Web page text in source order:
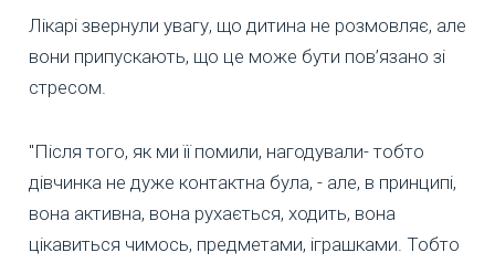
Лікарі звернули увагу, що дитина не розмовляє, але
вони припускають, що це може бути пов’язано зі
стресом.
"Після того, як ми її помили, нагодували- тобто
дівчинка не дуже контактна була, - але, в принципі,
вона активна, вона рухається, ходить, вона
цікавиться чимось, предметами, іграшками. Тобто